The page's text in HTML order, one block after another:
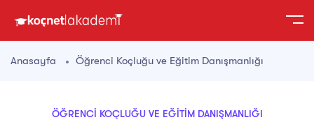
Anasayfa Öğrenci Koçluğu ve Eğitim Danışmanlığı
ÖĞRENCI KOÇLUĞU VE EĞITIM DANIŞMANLIĞI